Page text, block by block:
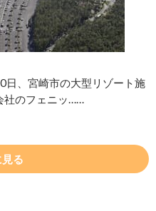
日、宮崎市の大型リゾート施
社のフェニッ……
る